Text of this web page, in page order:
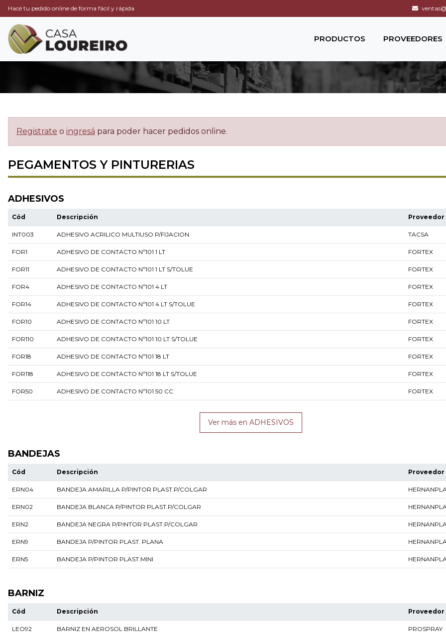
Hacé tu pedido online de forma fácil y rápida
PRODUCTOS PROVEEDORES
Registrate o ingresá para poder hacer pedidos online.
PEGAMENTOS Y PINTURERIAS
ADHESIVOS
Cód Descripción Proveedor
INT003 ADHESIVO ACRILICO MULTIUSO P/FIJACION TACSA
FOR1 ADHESIVO DE CONTACTO Nº101 1 LT FORTEX
FOR11 ADHESIVO DE CONTACTO Nº101 1 LT S/TOLUE FORTEX
FOR4 ADHESIVO DE CONTACTO Nº101 4 LT FORTEX
FOR14 ADHESIVO DE CONTACTO Nº101 4 LT S/TOLUE FORTEX
FOR10 ADHESIVO DE CONTACTO Nº101 10 LT FORTEX
FOR110 ADHESIVO DE CONTACTO Nº101 10 LT S/TOLUE FORTEX
FOR18 ADHESIVO DE CONTACTO Nº101 18 LT FORTEX
FOR118 ADHESIVO DE CONTACTO Nº101 18 LT S/TOLUE FORTEX
FOR50 ADHESIVO DE CONTACTO Nº101 50 CC FORTEX
Ver más en ADHESIVOS
BANDEJAS
Cód Descripción Proveedor
ERN04 BANDEJA AMARILLA P/PINTOR PLAST.P/COLGAR
ERN02 BANDEJA BLANCA P/PINTOR PLAST.P/COLGAR
ERN2 BANDEJA NEGRA P/PINTOR PLAST.P/COLGAR
ERN9 BANDEJA P/PINTOR PLAST. PLANA
ERN5 BANDEJA P/PINTOR PLAST.MINI
BARNIZ
Cód Descripción Proveedor
LEO92 BARNIZ EN AEROSOL BRILLANTE PROSPRAY